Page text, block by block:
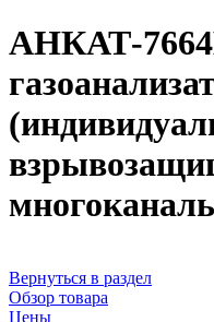
АНКАТ-
Вернуться в раздел
Обзор товара
Цены